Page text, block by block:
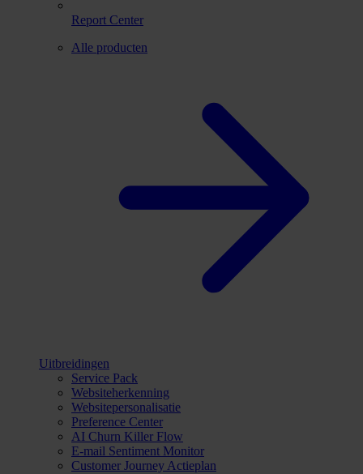
Report Center
Alle producten
Uitbreidingen
Service Pack
Websiteherkenning
Websitepersonalisatie
Preference Center
AI Churn Killer Flow
E-mail Sentiment Monitor
Customer Journey Actieplan